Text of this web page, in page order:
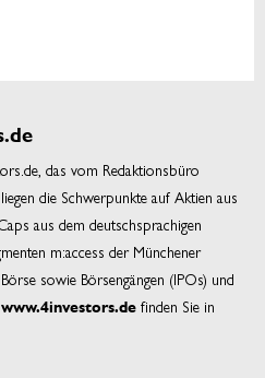
das vom Redaktionsbüro
die Schwerpunkte auf Aktien aus
aus dem deutschsprachigen
m:access der Münchener
sowie Börsengängen (IPOs) und
www.4investors.de finden Sie in